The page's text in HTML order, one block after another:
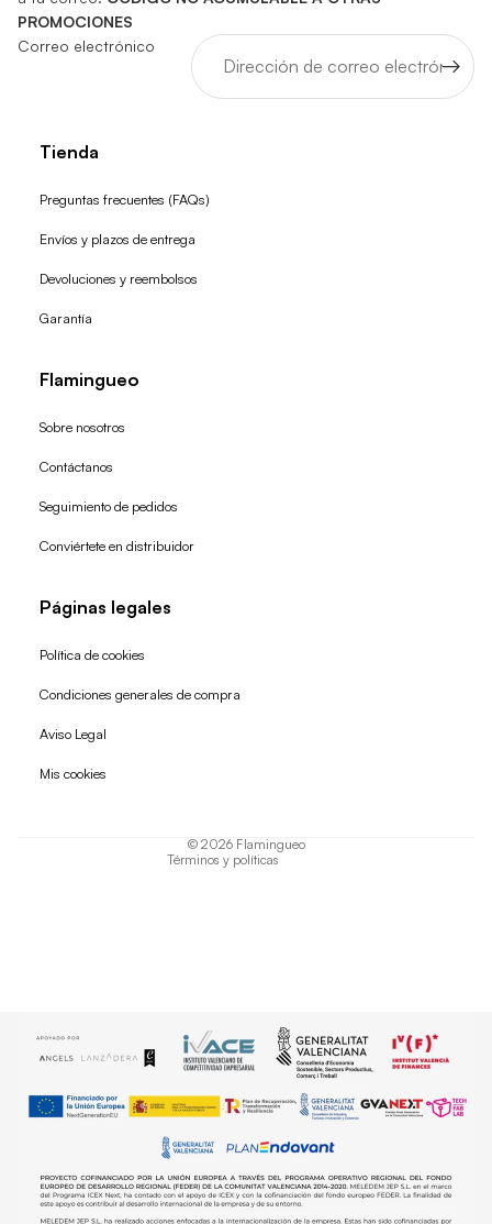
PROMOCIONES
Correo electrónico
Tienda
Preguntas frecuentes (FAQs)
Envíos y plazos de entrega
Devoluciones y reembolsos
Garantía
Flamingueo
Sobre nosotros
Contáctanos
Seguimiento de pedidos
Conviértete en distribuidor
Páginas legales
Política de cookies
Condiciones generales de compra
Aviso Legal
Mis cookies
© 2026 Flamingueo
Términos y políticas